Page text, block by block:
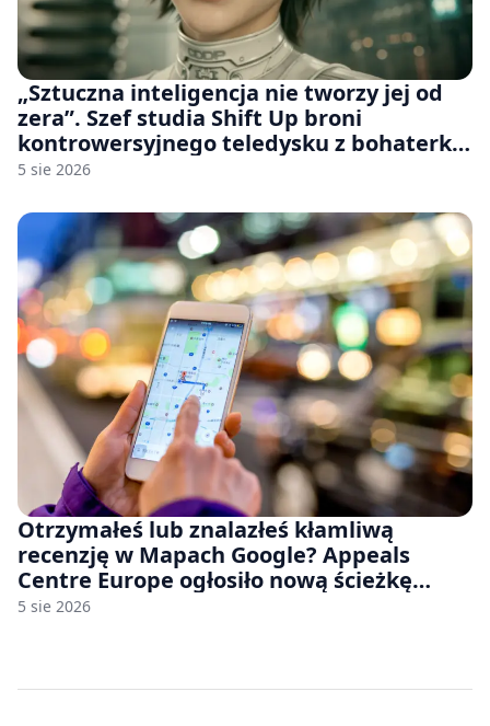
„Sztuczna inteligencja nie tworzy jej od
zera”. Szef studia Shift Up broni
kontrowersyjnego teledysku z bohaterką
Stellar Blade: Blood Rain
5 sie 2026
Otrzymałeś lub znalazłeś kłamliwą
recenzję w Mapach Google? Appeals
Centre Europe ogłosiło nową ścieżkę
odwoławczą dla firm i konsumentów
5 sie 2026